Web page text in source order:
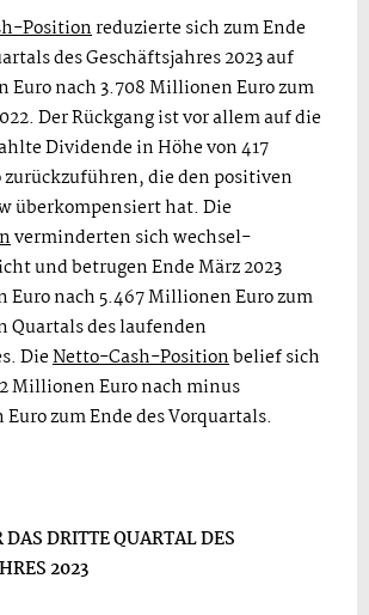
Positionreduzierte sich zum Ende
des Geschäftsjahres 2023 auf
Euro nach 3.708 Millionen Euro zum
Der Rückgang ist vor allem auf die
Dividende in Höhe von 417
die den positiven
überkompensiert hat. Die
verminderten sich wechsel­
und betrugen Ende März 2023
Euro nach 5.467 Millionen Euro zum
Quartals des laufenden
DieNetto-Cash-Positionbelief sich
Millionen Euro nach minus
zum Ende des Vorquartals.
DRITTE QUARTAL DES
2023